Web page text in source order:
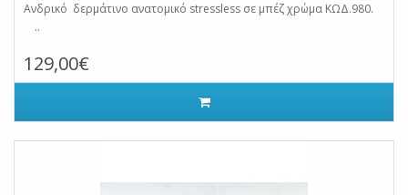
Ανδρικό δερμάτινο ανατομικό stressless σε μπέζ χρώμα ΚΩΔ.980.
..
129,00€